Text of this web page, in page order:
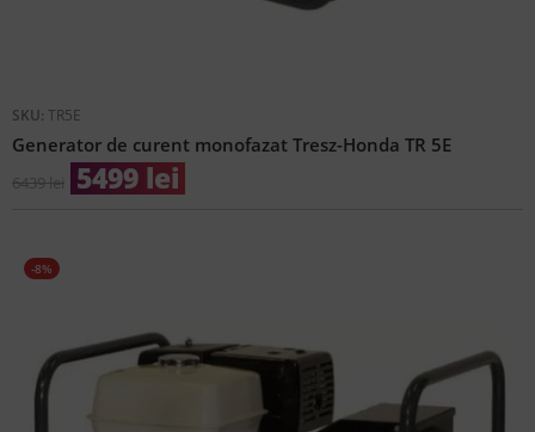
SKU: TR5E
Generator de curent monofazat Tresz-Honda TR 5E
6439lei 5499 lei
-8%